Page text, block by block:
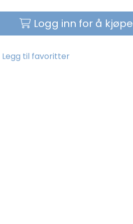
Logg inn for å kjøpe
Legg til favoritter